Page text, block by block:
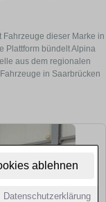
ablehnen
Datenschutzerklärung
dieser Marke in
Plattform bündelt Alpina
aus dem regionalen
in Saarbrücken